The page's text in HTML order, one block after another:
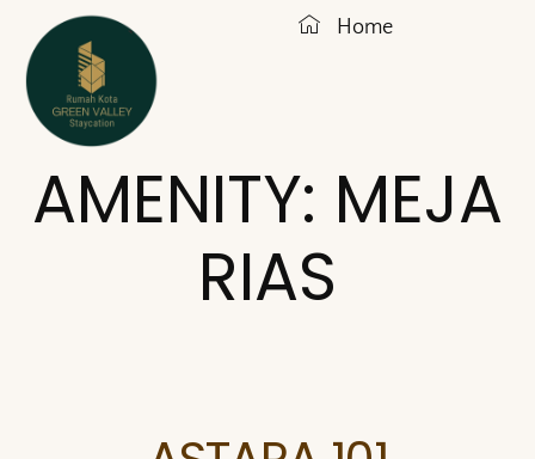
Home
AMENITY: MEJA
RIAS